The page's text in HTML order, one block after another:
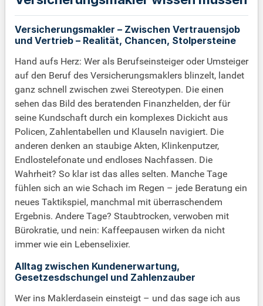
Versicherungsmakler – Zwischen Vertrauensjob
und Vertrieb – Realität, Chancen, Stolpersteine
Hand aufs Herz: Wer als Berufseinsteiger oder Umsteiger
auf den Beruf des Versicherungsmaklers blinzelt, landet
ganz schnell zwischen zwei Stereotypen. Die einen
sehen das Bild des beratenden Finanzhelden, der für
seine Kundschaft durch ein komplexes Dickicht aus
Policen, Zahlentabellen und Klauseln navigiert. Die
anderen denken an staubige Akten, Klinkenputzer,
Endlostelefonate und endloses Nachfassen. Die
Wahrheit? So klar ist das alles selten. Manche Tage
fühlen sich an wie Schach im Regen – jede Beratung ein
neues Taktikspiel, manchmal mit überraschendem
Ergebnis. Andere Tage? Staubtrocken, verwoben mit
Bürokratie, und nein: Kaffeepausen wirken da nicht
immer wie ein Lebenselixier.
Alltag zwischen Kundenerwartung,
Gesetzesdschungel und Zahlenzauber
Wer ins Maklerdasein einsteigt – und das sage ich aus